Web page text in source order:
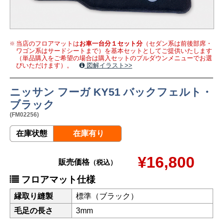
当店のフロアマットはお車一台分１セット分（セダン系は前後部席・
ワゴン系はサードシートまで）を基本セットとしてご提供いたします
（単品購入をご希望の場合は購入セットのプルダウンメニューでお選
びいただけます）。
図解イラスト>>
ニッサン フーガ KY51 バックフェルト・
ブラック
(FM02256)
在庫状態 在庫有り
販売価格（税込） ¥16,800
フロアマット仕様
縁取り縫製
標準（ブラック）
毛足の長さ
3mm